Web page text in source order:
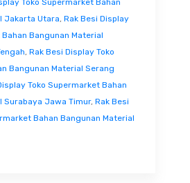
Toko Supermarket Bahan
Jakarta Utara, Rak Besi Display
Bangunan Material
, Rak Besi Display Toko
Bangunan Material Serang
Toko Supermarket Bahan
Surabaya Jawa Timur, Rak Besi
Bahan Bangunan Material